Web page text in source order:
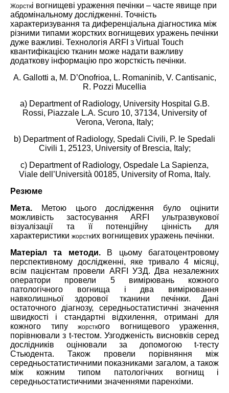
Жорсткі вогнищеві ураження печінки – часте явище при
абдомінальному дослідженні. Точність
характеризування та диференціальна діагностика між
різними типами жорстких вогнищевих уражень печінки
дуже важливі. Технологія ARFI з Virtual Touch
квантифікацією тканин може надати важливу
додаткову інформацію про жорсткість печінки.
A. Gallotti a, M. D’Onofrioa, L. Romaninib, V. Cantisanic,
R. Pozzi Mucellia
a) Department of Radiology, University Hospital G.B.
Rossi, Piazzale L.A. Scuro 10, 37134, University of
Verona, Verona, Italy;
b) Department of Radiology, Spedali Civili, P. le Spedali
Civili 1, 25123, University of Brescia, Italy;
c) Department of Radiology, Ospedale La Sapienza,
Viale dell’Università 00185, University of Roma, Italy.
Резюме
Мета. Метою цього дослідження було оцінити
можливість застосування ARFI ультразвукової
візуалізації та її потенційну цінність для
характеристики жорстких вогнищевих уражень печінки.
Матеріал та методи.В цьому багатоцентровому
перспективному дослідженні, яке тривало 4 місяці,
всім пацієнтам провели ARFI УЗД. Два незалежних
оператори провели 5 вимірювань кожного
патологічного вогнища і два вимірювання
навколишньої здорової тканини печінки. Дані
остаточного діагнозу, середньостатистичні значення
швидкості і стандартні відхилення, отримані для
кожного типу
жорсткого вогнищевого ураження,
порівнювали з t-тестом. Узгодженість висновків серед
дослідників оцінювали за допомогою t-тесту
Стьюдента. Також провели порівняння між
середньостатистичними показниками загалом, а також
між кожним типом патологічних вогнищ і
середньостатистичними значеннями паренхіми.